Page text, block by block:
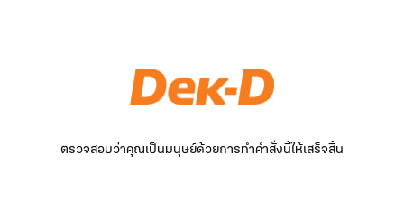
ตรวจสอบว่าคุณเป็นมนุษย์ด้วยการทำคำสั่งนี้ให้เสร็จสิ้น